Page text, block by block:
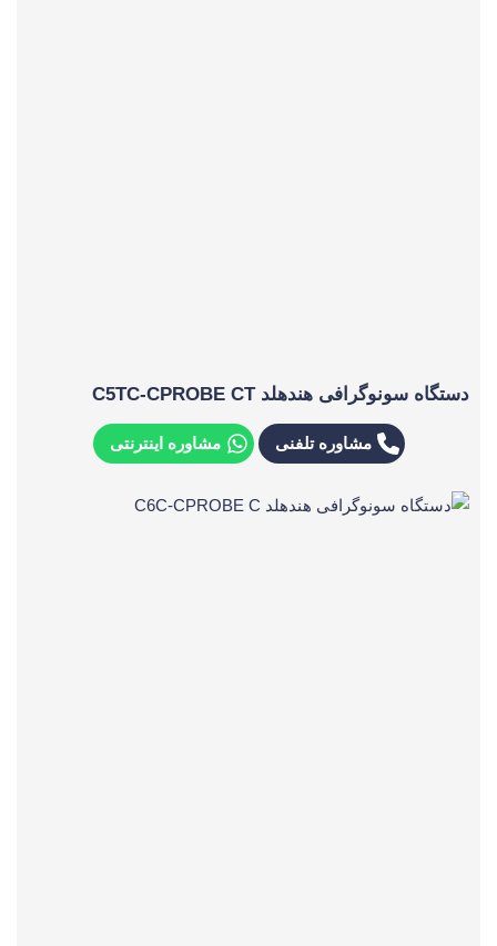
دستگاه سونوگرافی هندهلد C5TC-CPROBE CT
مشاوره تلفنی مشاوره اینترنتی